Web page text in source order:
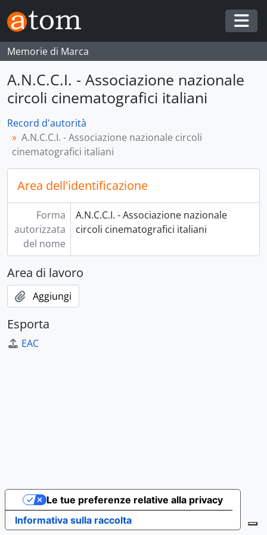
Skip to main content
Memorie di Marca
A.N.C.C.I. - Associazione nazionale
circoli cinematografici italiani
Record d'autorità
A.N.C.C.I. - Associazione nazionale circoli
cinematografici italiani
Area dell'identificazione
Forma
autorizzata
del nome
A.N.C.C.I. - Associazione nazionale
circoli cinematografici italiani
Area di lavoro
Aggiungi
Esporta
EAC
Informativa sulla raccolta
Le tue preferenze relative alla privacy